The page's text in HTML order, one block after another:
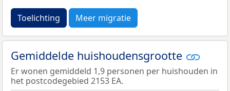
Toelichting Meer migratie
Gemiddelde huishoudensgrootte
Er wonen gemiddeld 1,9 personen per huishouden in
het postcodegebied 2153 EA.